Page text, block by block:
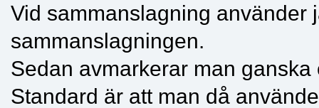
Vid sammanslagning använder
sammanslagningen.
Sedan avmarkerar man
Standard är att man då